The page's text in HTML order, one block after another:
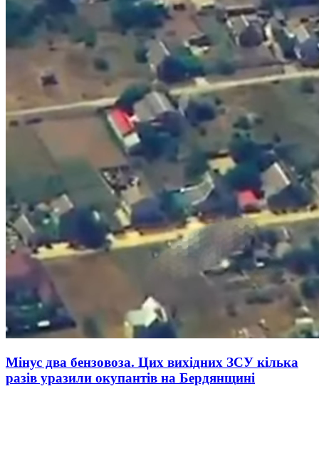
Мінус два бензовоза. Цих вихідних ЗСУ кілька
разів уразили окупантів на Бердянщині